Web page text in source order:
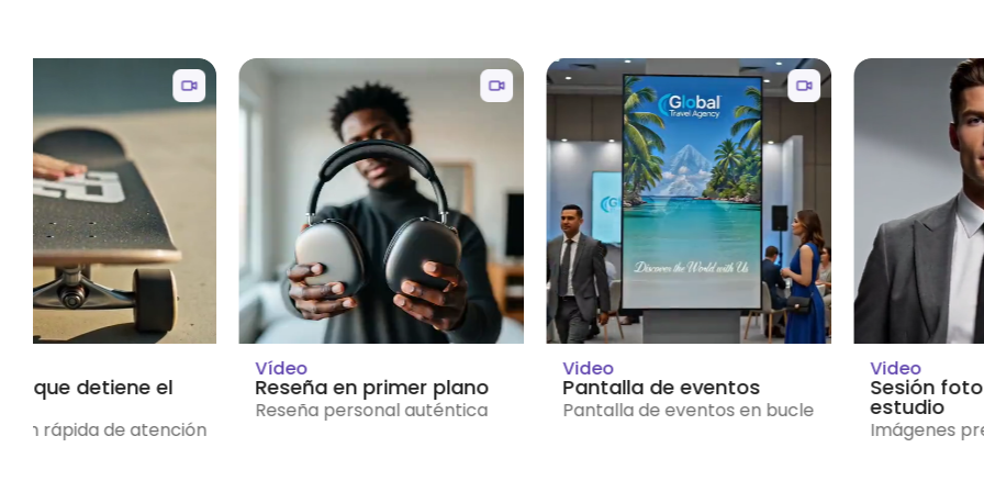
primer plano
Video
Pantalla de eventos
Pantalla de eventos en bucle
Video
Sesión fotográfica de
estudio
Video
Revelación
Revelación
hielo/vidrio